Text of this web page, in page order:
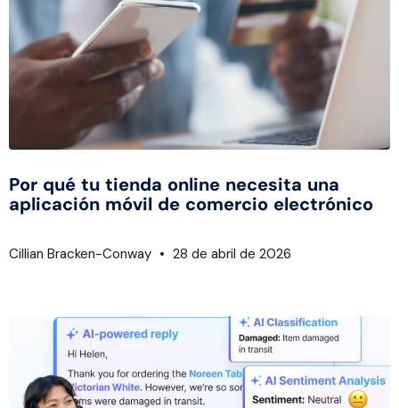
Por qué tu tienda online necesita una
aplicación móvil de comercio electrónico
Cillian Bracken-Conway 28 de abril de 2026